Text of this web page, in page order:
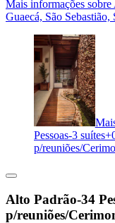
Mais informações
Guaecá, São Sebastião,
Pessoas-3
p/reuniões/
Alto Padrão-34
p/reuniões/